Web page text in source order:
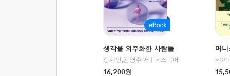
생각을 외주화한 사람들
정재민,김영주 저
더스퀘어
16,200원
머